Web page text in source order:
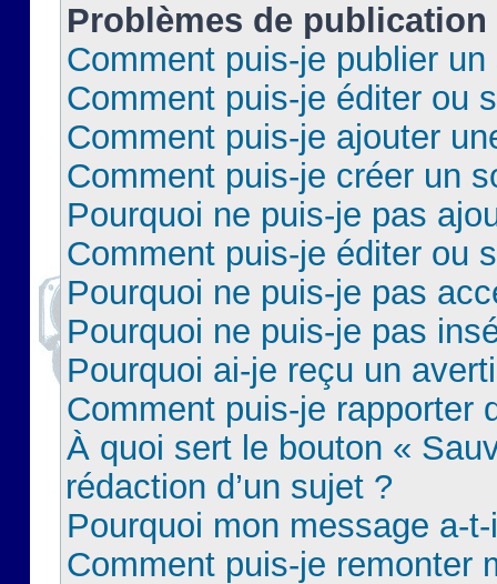
Problèmes de publication
Comment puis-je publier
Comment puis-je éditer ou
Comment puis-je ajouter
Comment puis-je créer un
Pourquoi ne puis-je pas
Comment puis-je éditer ou
Pourquoi ne puis-je pas
Pourquoi ne puis-je pas
Pourquoi ai-je reçu un
Comment puis-je rapporter
À quoi sert le bouton «
rédaction d’un sujet ?
Pourquoi mon message a-
Comment puis-je remonter